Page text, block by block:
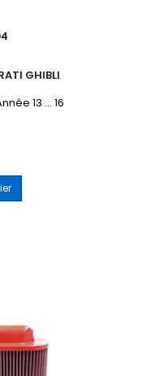
GHIBLI
13 ... 16